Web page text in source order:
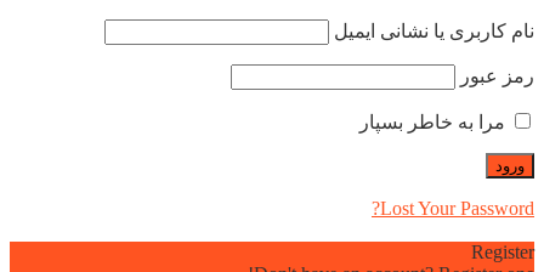
نام کاربری یا نشانی ایمیل
رمز عبور
مرا به خاطر بسپار
Lost Your Password?
Register